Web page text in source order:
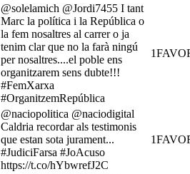
@solelamich @Jordi7455 I tant
Marc la política i la República o
la fem nosaltres al carrer o ja
tenim clar que no la farà ningú
per nosaltres....el poble ens
organitzarem sens dubte!!!
#FemXarxa
#OrganitzemRepública
1
@naciopolitica @naciodigital
Caldria recordar als testimonis
que estan sota jurament...
#JudiciFarsa #JoAcuso
https://t.co/hYbwrefJ2C
1